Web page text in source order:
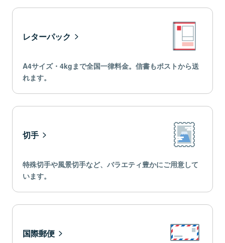
レターパック
A4サイズ・4kgまで全国一律料金。信書もポストから送
れます。
切手
特殊切手や風景切手など、バラエティ豊かにご用意して
います。
国際郵便